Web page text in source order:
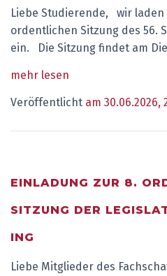
Liebe Studierende, wir laden
ordentlichen Sitzung des 56.
ein. Die Sitzung findet am
mehr lesen
Veröffentlicht am 30.06.2026,
EINLADUNG ZUR 8.
SITZUNG DER
ING
Liebe Mitglieder des